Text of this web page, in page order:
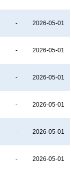
- 2026-05-01
- 2026-05-01
- 2026-05-01
- 2026-05-01
- 2026-05-01
- 2026-05-01